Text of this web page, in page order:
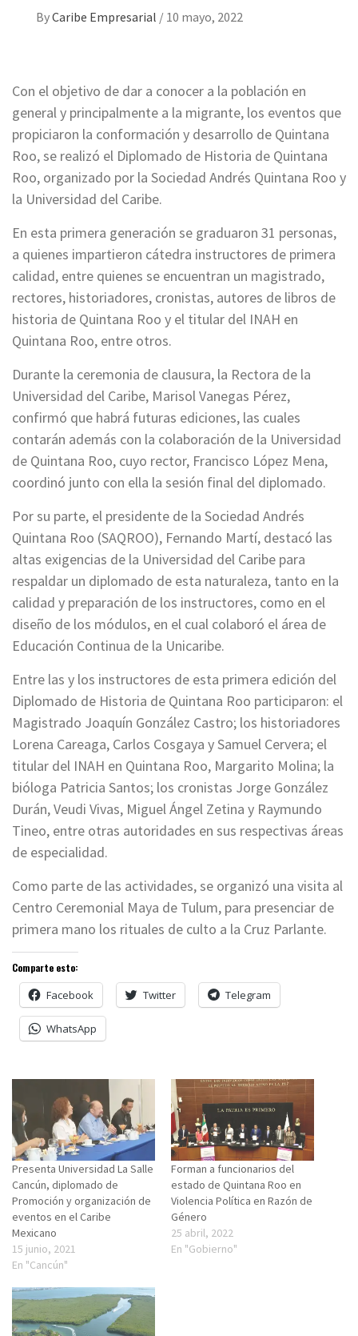
ByCaribe Empresarial / 10 mayo, 2022
Con el objetivo de dar a conocer a la población en
general y principalmente a la migrante, los eventos que
propiciaron la conformación y desarrollo de Quintana
Roo, se realizó el Diplomado de Historia de Quintana
Roo, organizado por la Sociedad Andrés Quintana Roo y
la Universidad del Caribe.
En esta primera generación se graduaron 31 personas,
a quienes impartieron cátedra instructores de primera
calidad, entre quienes se encuentran un magistrado,
rectores, historiadores, cronistas, autores de libros de
historia de Quintana Roo y el titular del INAH en
Quintana Roo, entre otros.
Durante la ceremonia de clausura, la Rectora de la
Universidad del Caribe, Marisol Vanegas Pérez,
confirmó que habrá futuras ediciones, las cuales
contarán además con la colaboración de la Universidad
de Quintana Roo, cuyo rector, Francisco López Mena,
coordinó junto con ella la sesión final del diplomado.
Por su parte, el presidente de la Sociedad Andrés
Quintana Roo (SAQROO), Fernando Martí, destacó las
altas exigencias de la Universidad del Caribe para
respaldar un diplomado de esta naturaleza, tanto en la
calidad y preparación de los instructores, como en el
diseño de los módulos, en el cual colaboró el área de
Educación Continua de la Unicaribe.
Entre las y los instructores de esta primera edición del
Diplomado de Historia de Quintana Roo participaron: el
Magistrado Joaquín González Castro; los historiadores
Lorena Careaga, Carlos Cosgaya y Samuel Cervera; el
titular del INAH en Quintana Roo, Margarito Molina; la
bióloga Patricia Santos; los cronistas Jorge González
Durán, Veudi Vivas, Miguel Ángel Zetina y Raymundo
Tineo, entre otras autoridades en sus respectivas áreas
de especialidad.
Como parte de las actividades, se organizó una visita al
Centro Ceremonial Maya de Tulum, para presenciar de
primera mano los rituales de culto a la Cruz Parlante.
Comparte esto:
Facebook Twitter Telegram
WhatsApp
Presenta Universidad La Salle
Cancún, diplomado de
Promoción y organización de
eventos en el Caribe
Mexicano
15 junio, 2021
En "Cancún"
Forman a funcionarios del
estado de Quintana Roo en
Violencia Política en Razón de
Género
25 abril, 2022
En "Gobierno"